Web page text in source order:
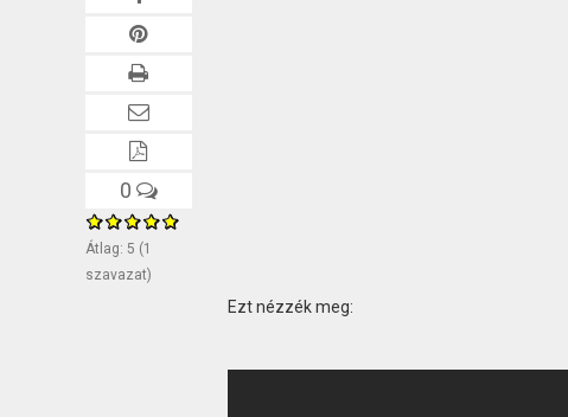
0
Átlag: 5 (1
szavazat)
Ezt nézzék meg: